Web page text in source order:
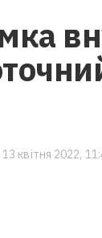
13 квітня 2022,